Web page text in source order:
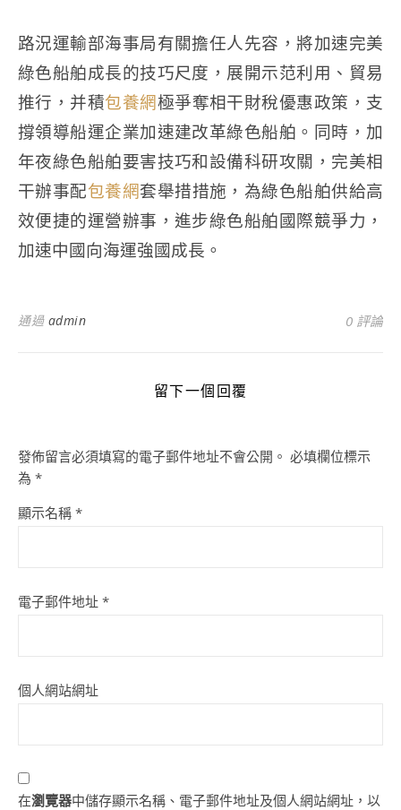
路況運輸部海事局有關擔任人先容，將加速完美
綠色船舶成長的技巧尺度，展開示范利用、貿易
推行，并積包養網極爭奪相干財稅優惠政策，支
撐領導船運企業加速建改革綠色船舶。同時，加
年夜綠色船舶要害技巧和設備科研攻關，完美相
干辦事配包養網套舉措措施，為綠色船舶供給高
效便捷的運營辦事，進步綠色船舶國際競爭力，
加速中國向海運強國成長。
通過 admin 0 評論
留下一個回覆
發佈留言必須填寫的電子郵件地址不會公開。 必填欄位標示
為 *
顯示名稱 *
電子郵件地址 *
個人網站網址
在瀏覽器中儲存顯示名稱、電子郵件地址及個人網站網址，以